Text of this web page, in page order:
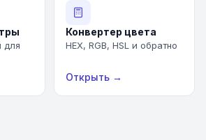
для
Конвертер цвета
HEX, RGB, HSL и обратно
Открыть →